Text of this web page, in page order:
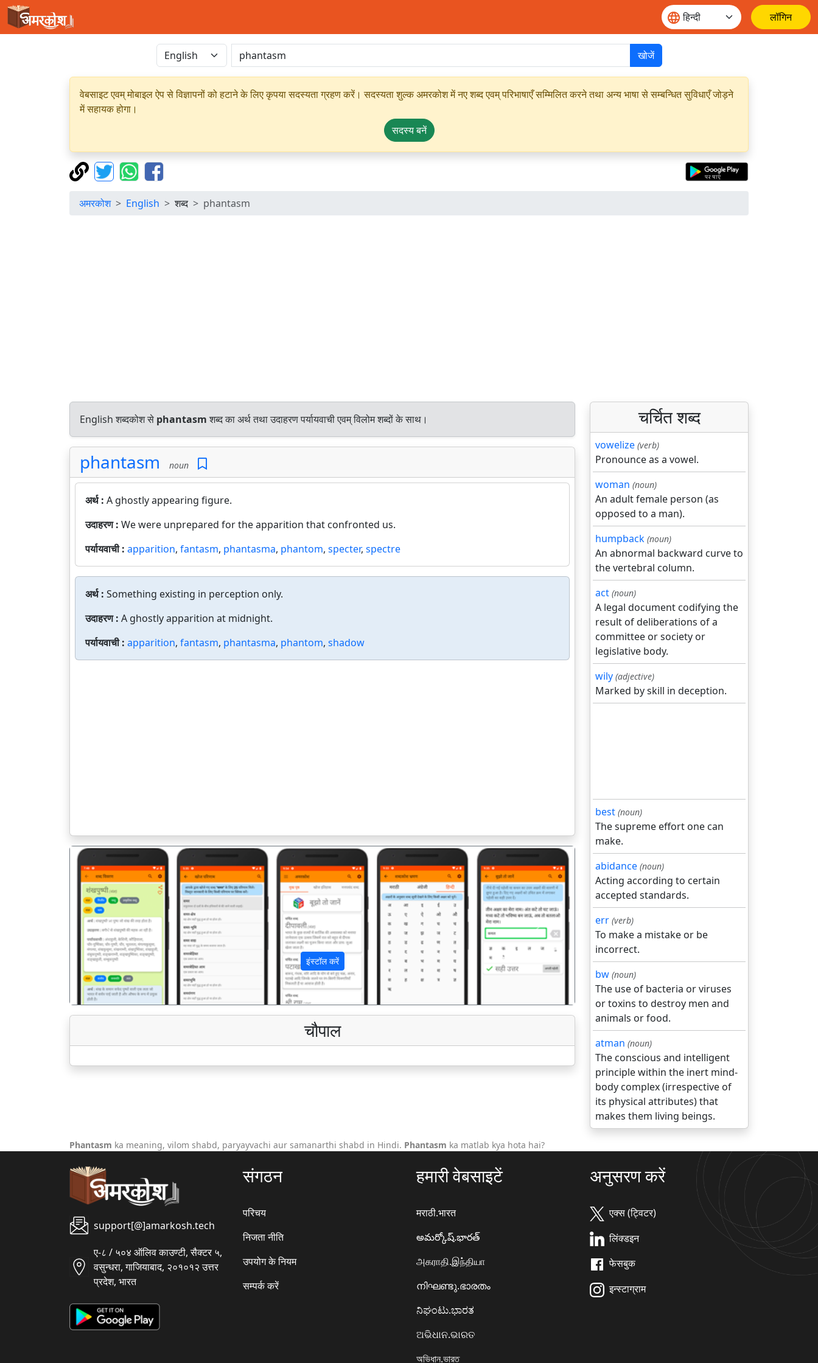
लॉगिन
खोजें
वेबसाइट एवम् मोबाइल ऐप से विज्ञापनों को हटाने के लिए कृपया सदस्यता ग्रहण करें। सदस्यता शुल्क अमरकोश में नए शब्द एवम् परिभाषाएँ सम्मिलित करने तथा अन्य भाषा से सम्बन्धित सुविधाएँ जोड़ने
में सहायक होगा।
सदस्य बनें
अमरकोश English शब्द phantasm
English शब्दकोश से phantasmशब्द का अर्थ तथा उदाहरण पर्यायवाची एवम् विलोम शब्दों के साथ।
phantasm noun
अर्थ : A ghostly appearing figure.
उदाहरण : We were unprepared for the apparition that confronted us.
पर्यायवाची : apparition, fantasm, phantasma, phantom, specter, spectre
अर्थ : Something existing in perception only.
उदाहरण : A ghostly apparition at midnight.
पर्यायवाची : apparition, fantasm, phantasma, phantom, shadow
इंस्टॉल करें
पिछला अगला
चौपाल
चर्चित शब्द
vowelize (verb)
Pronounce as a vowel.
woman (noun)
An adult female person (as
opposed to a man).
humpback (noun)
An abnormal backward curve to
the vertebral column.
act (noun)
A legal document codifying the
result of deliberations of a
committee or society or
legislative body.
wily (adjective)
Marked by skill in deception.
best (noun)
The supreme effort one can
make.
abidance (noun)
Acting according to certain
accepted standards.
err (verb)
To make a mistake or be
incorrect.
bw (noun)
The use of bacteria or viruses
or toxins to destroy men and
animals or food.
atman (noun)
The conscious and intelligent
principle within the inert mind-
body complex (irrespective of
its physical attributes) that
makes them living beings.
Phantasm ka meaning, vilom shabd, paryayvachi aur samanarthi shabd in Hindi. Phantasm ka matlab kya hota hai?
support[@]amarkosh.tech
ए-८ / ५०४ ऑलिव काउण्टी, सैक्टर ५,
वसुन्धरा, गाजियाबाद, २०१०१२ उत्तर
प्रदेश, भारत
संगठन
परिचय
निजता नीति
उपयोग के नियम
सम्पर्क करें
हमारी वेबसाइटें
मराठी.भारत
అమర్కోష్.భారత్
அகராதி.இந்தியா
നിഘണ്ടു.ഭാരതം
ನಿಘಂಟು.ಭಾರತ
ଅଭିଧାନ.ଭାରତ
অভিধান.ভারত
अनुसरण करें
एक्स (ट्विटर)
लिंक्डइन
फेसबुक
इन्स्टाग्राम